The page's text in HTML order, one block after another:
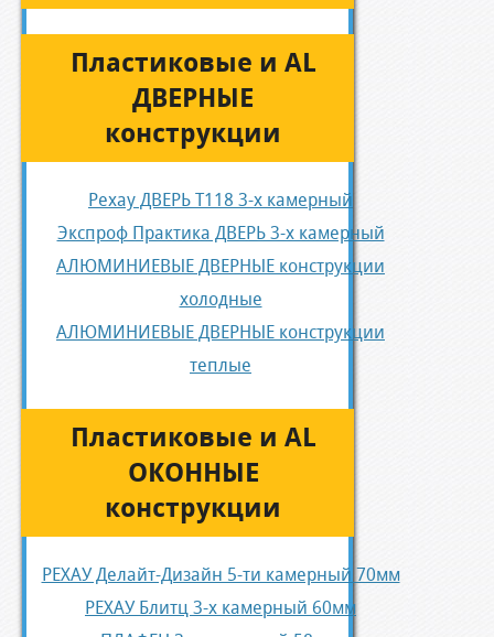
Пластиковые и AL
ДВЕРНЫЕ
конструкции
Рехау ДВЕРЬ Т118 3-х камерный
Экспроф Практика ДВЕРЬ 3-х камерный
АЛЮМИНИЕВЫЕ ДВЕРНЫЕ конструкции
холодные
АЛЮМИНИЕВЫЕ ДВЕРНЫЕ конструкции
теплые
Пластиковые и AL
ОКОННЫЕ
конструкции
РЕХАУ Делайт-Дизайн 5-ти камерный 70мм
РЕХАУ Блитц 3-х камерный 60мм